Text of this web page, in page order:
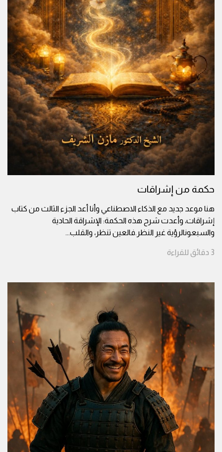
حكمة من إشراقات
هنا موعد جديد مع الذكاء الاصطناعي وأنا أعد الجزء الثالث من كتاب
إشراقات، وأعدت شرح هذه الحكمة: الإشراقة الحادية
والسبعونالرؤية غير النظر.فالعين تنظر، والقلب...
3 دقائق للقراءة